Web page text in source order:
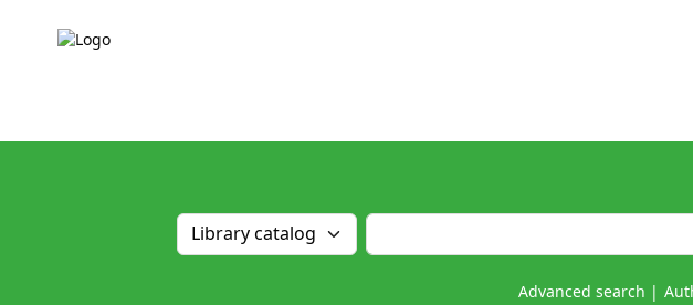
Advanced search